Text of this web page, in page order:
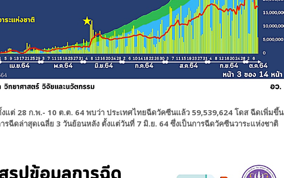
แต่ 28 ก.พ.- 10 ต.ต. 64 พบว่า ประเทศไทยฉีดวัคซีนแล้ว 59,539,624 โดส ฉีดเพิ่มขึ้น
รฉีดล่าสุดเฉลี่ย 3 วันย้อนหลัง ตั้งแต่วันที่ 7 มิ.ย. 64 ซึ่งเป็นการฉีดวัคซีนวาระแห่งชาติ